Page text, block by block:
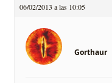
06/02/2013 a las 10:05
Gorthaur